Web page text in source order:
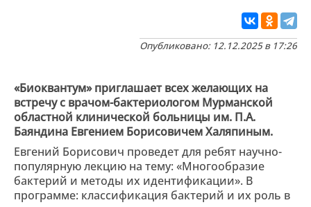
Опубликовано: 12.12.2025 в 17:26
«Биоквантум» приглашает всех желающих на
встречу с врачом-бактериологом Мурманской
областной клинической больницы им. П.А.
Баяндина Евгением Борисовичем Халяпиным.
Евгений Борисович проведет для ребят научно-
популярную лекцию на тему: «Многообразие
бактерий и методы их идентификации». В
программе: классификация бактерий и их роль в